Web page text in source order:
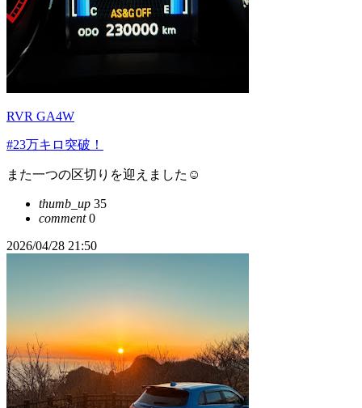
RVR GA4W
#23万キロ突破！
また一つの区切りを迎えました☺️
thumb_up 35
comment0
2026/04/28 21:50